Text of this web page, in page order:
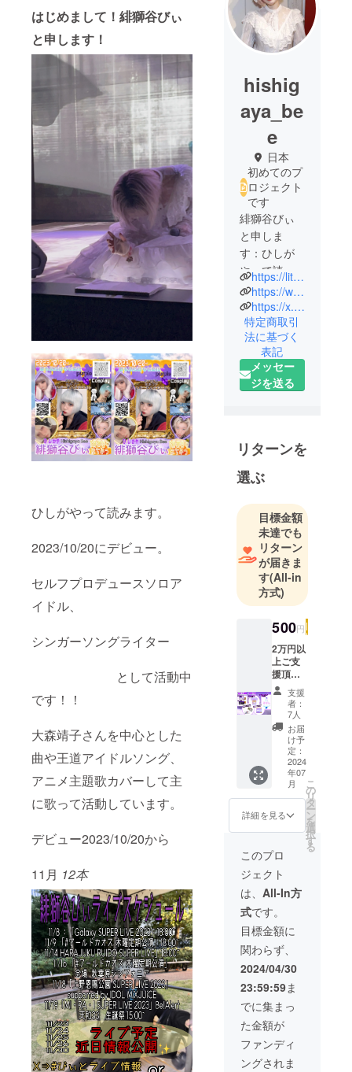
はじめまして！緋獅谷びぃ
と申します！
ひしがやって読みます。
2023/10/20にデビュー。
セルフプロデュースソロア
イドル、
シンガーソングライター
として活動中
です！！
大森靖子さんを中心とした
曲や王道アイドルソング、
アニメ主題歌カバーして主
に歌って活動しています。
デビュー2023/10/20から
11月 12本
hishig
aya_be
e
日本
初めてのプ
ロジェクト
です
緋獅谷びぃ
と申しま
す：ひしが
やって読み
ます。￤大
森靖子と虻
と蜂…🍯￤
2023/10/20
デビュー!!セ
ルフP￤#あ
いどる￤
緋獅谷のは
ちみつ🐝🍯
￤LIVE情報
イブ情報🍯
￤📨お仕事
依頼ﾘｯﾄﾘﾝｸ
メアドまで #
地下アイド
ル￤
https://lit.link/honeyhishigaya8283
https://www.tiktok.com/@neeaidolninaritai?_t=8kdLwN4XEED&_r=1
https://x.com/honey_hihibee?s=21&t=2L9jWSBm_H29_Md8GDvhXw
特定商取引
法に基づく
表記
メッセー
ジを送る
リターンを
選ぶ
目標金額
未達でも
リターン
が届きま
す(All-in
方式)
500円
2万円以
上ご支
援頂い
た方限
定生誕
祭オリ
ジナル
グッズ
をリ
ター
ン。生
誕祭限
定ブロ
マイ
ド、ス
テッ
カー、T
シャツ
(XLサイ
ズ)提
供！！
！今後
販売さ
れない
限定デ
ザイン
ぜひお
手元に
ゲット
してく
ださ
い！！
！ また
当日
支援
者：
7人
お届
け予
定：
2024
年07
月
詳細を見る
こ
の
リ
タ
ー
ン
を
選
択
す
る
このプロ
ジェクト
は、 All-In方
式です。
目標金額に
関わらず、
2024/04/30
23:59:59ま
でに集まっ
た金額が
ファンディ
ングされま